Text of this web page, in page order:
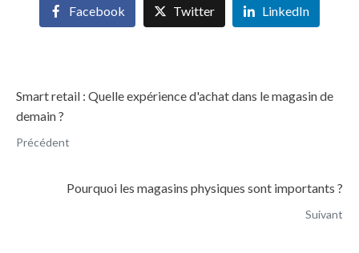
Facebook Twitter LinkedIn
Smart retail : Quelle expérience d'achat dans le magasin de
demain ?
Précédent
Pourquoi les magasins physiques sont importants ?
Suivant